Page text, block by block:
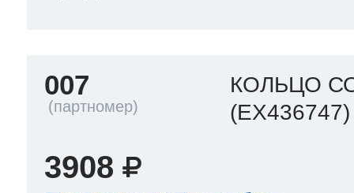
007
КОЛЬЦО
(EX436747)
3908